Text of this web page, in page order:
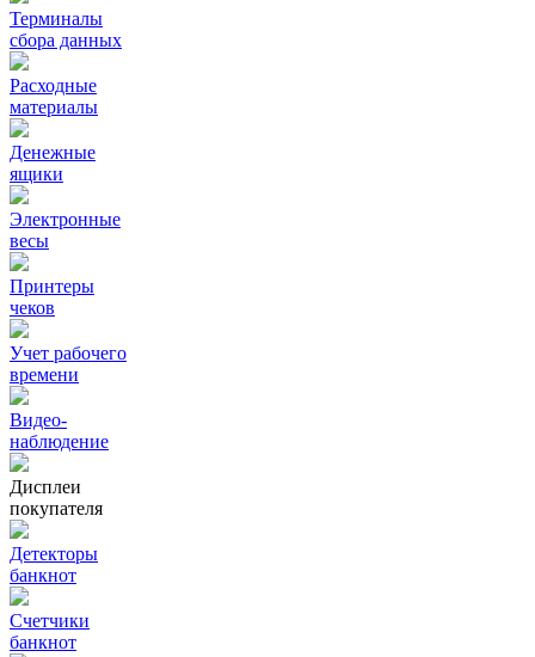
Терминалы
сбора данных
Расходные
материалы
Денежные
ящики
Электронные
весы
Принтеры
чеков
Учет рабочего
времени
Видео‑
наблюдение
Дисплеи
покупателя
Детекторы
банкнот
Счетчики
банкнот